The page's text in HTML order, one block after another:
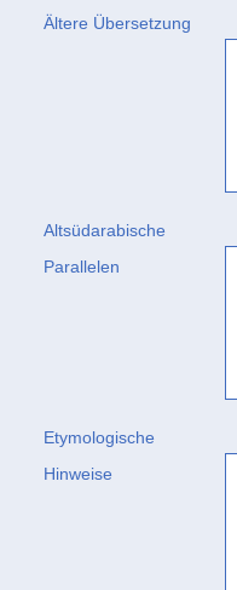
Ältere Übersetzung
Altsüdarabische
Parallelen
Etymologische
Hinweise